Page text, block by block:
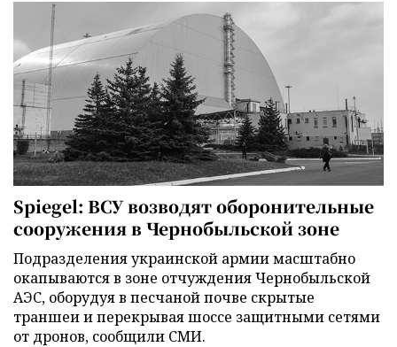
Spiegel: ВСУ возводят оборонительные
сооружения в Чернобыльской зоне
Подразделения украинской армии масштабно
окапываются в зоне отчуждения Чернобыльской
АЭС, оборудуя в песчаной почве скрытые
траншеи и перекрывая шоссе защитными сетями
от дронов, сообщили СМИ.